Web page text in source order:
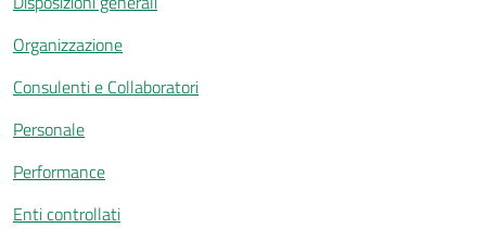
Organizzazione
Consulenti e Collaboratori
Personale
Performance
Enti controllati